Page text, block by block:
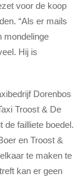
voor de koop
“Als er mails
mondelinge
Hij is
Dorenbos
Troost & De
de failliete boedel.
en Troost &
te maken te
kan er geen